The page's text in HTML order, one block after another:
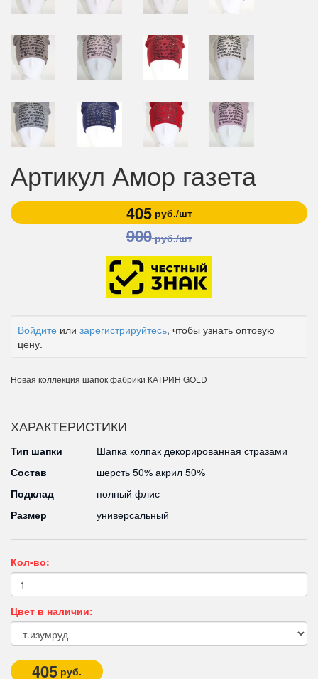
Артикул Амор газета
405руб./шт
900руб./шт
Войдите или зарегистрируйтесь, чтобы узнать оптовую
цену.
Новая коллекция шапок фабрики КАТРИН GOLD
ХАРАКТЕРИСТИКИ
Тип шапки
Шапка колпак декорированная стразами
Состав
шерсть 50% акрил 50%
Подклад
полный флис
Размер
универсальный
Кол-во:
Цвет в наличии:
405 руб.